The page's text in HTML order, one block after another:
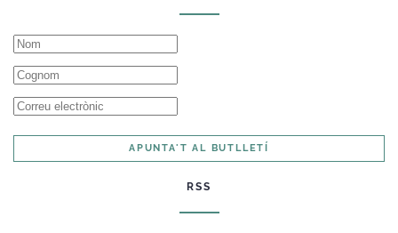
APUNTA'T AL BUTLLETÍ
RSS